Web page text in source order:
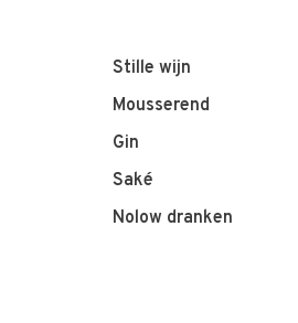
Stille wijn
Mousserend
Gin
Saké
Nolow dranken